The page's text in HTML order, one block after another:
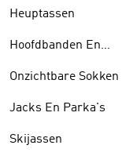
Heuptassen
Hoofdbanden En
Onzichtbare Sokken
Jacks En Parka's
Skijassen